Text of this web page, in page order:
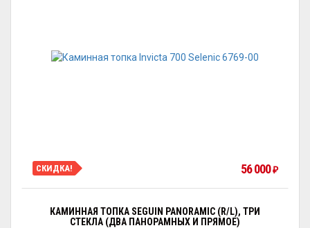
СКИДКА! 56 000₽
КАМИННАЯ ТОПКА SEGUIN PANORAMIC (R/L), ТРИ
СТЕКЛА (ДВА ПАНОРАМНЫХ И ПРЯМОЕ)